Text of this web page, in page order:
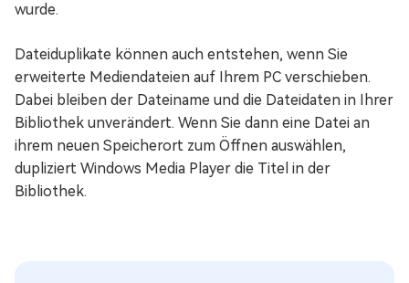
wurde.
Dateiduplikate können auch entstehen, wenn Sie
erweiterte Mediendateien auf Ihrem PC verschieben.
Dabei bleiben der Dateiname und die Dateidaten in Ihrer
Bibliothek unverändert. Wenn Sie dann eine Datei an
ihrem neuen Speicherort zum Öffnen auswählen,
dupliziert Windows Media Player die Titel in der
Bibliothek.